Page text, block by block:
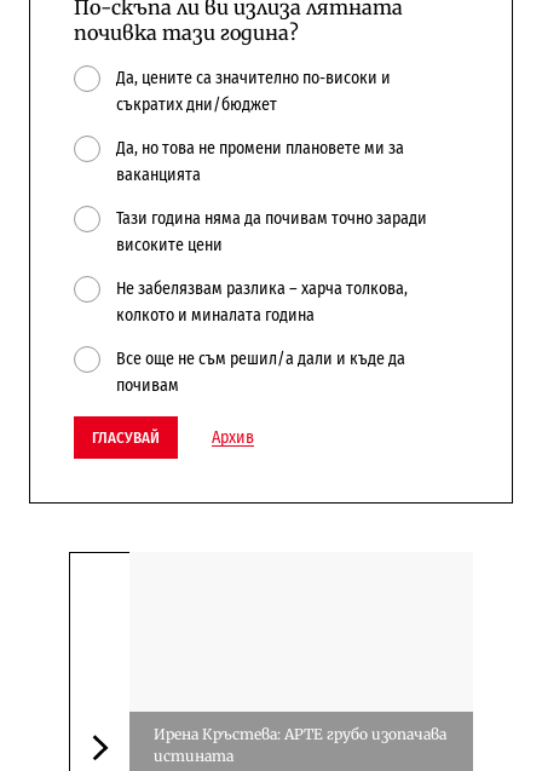
По-скъпа ли ви излиза лятната
почивка тази година?
Да, цените са значително по-високи и
съкратих дни/бюджет
Да, но това не промени плановете ми за
ваканцията
Тази година няма да почивам точно заради
високите цени
Не забелязвам разлика – харча толкова,
колкото и миналата година
Все още не съм решил/а дали и къде да
почивам
ГЛАСУВАЙ Архив
Ирена Кръстева: АРТЕ грубо изопачава
истината